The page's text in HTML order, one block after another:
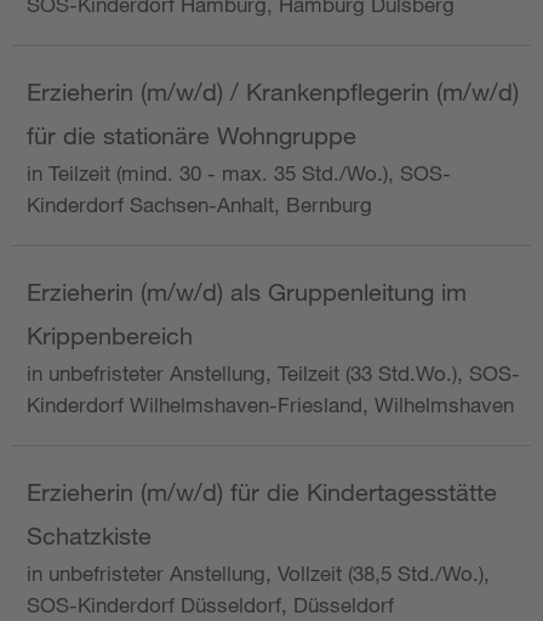
Erzieherin (m/w/d) / Krankenpflegerin (m/w/d)
für die stationäre Wohngruppe
in Teilzeit (mind. 30 - max. 35 Std./Wo.), SOS-
Kinderdorf Sachsen-Anhalt, Bernburg
Erzieherin (m/w/d) als Gruppenleitung im
Krippenbereich
in unbefristeter Anstellung, Teilzeit (33 Std.Wo.), SOS-
Kinderdorf Wilhelmshaven-Friesland, Wilhelmshaven
Erzieherin (m/w/d) für die Kindertagesstätte
Schatzkiste
in unbefristeter Anstellung, Vollzeit (38,5 Std./Wo.),
SOS-Kinderdorf Düsseldorf, Düsseldorf